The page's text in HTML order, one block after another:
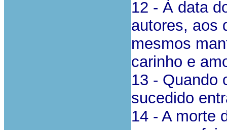
12 - À data
autores, aos
mesmos
carinho e
13 - Quando
sucedido
14 - A morte